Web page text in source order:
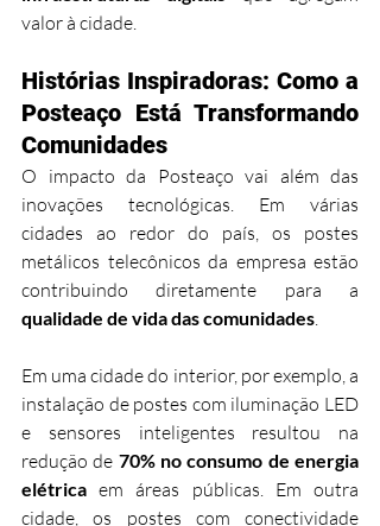
valor à cidade.
Histórias Inspiradoras: Como a
Posteaço Está Transformando
Comunidades
O impacto da Posteaço vai além das
inovações tecnológicas. Em várias
cidades ao redor do país, os postes
metálicos telecônicos da empresa estão
qualidade de vida das comunidades
Em uma cidade do interior, por exemplo, a
instalação de postes com iluminação LED
e sensores inteligentes resultou na
redução de 70% no consumo de energia
elétrica em áreas públicas. Em outra
cidade, os postes com conectividade